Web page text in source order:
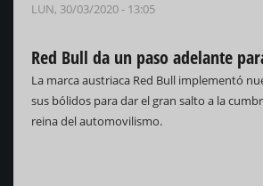
LUN, 30/03/2020 - 13:05
Red Bull da un paso adelante
La marca austriaca Red Bull implementó
sus bólidos para dar el gran salto a la
reina del automovilismo.